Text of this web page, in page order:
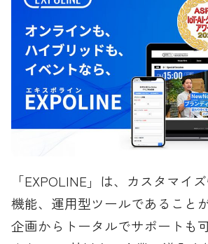
「EXPOLINE」は、カスタマイ
機能、運用型ツールであること
企画からトータルでサポートも